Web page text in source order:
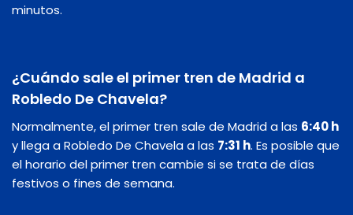
minutos.
¿Cuándo sale el primer tren de Madrid a
Robledo De Chavela?
Normalmente, el primer tren sale de Madrid a las 6:40 h
y llega a Robledo De Chavela a las 7:31 h. Es posible que
el horario del primer tren cambie si se trata de días
festivos o fines de semana.